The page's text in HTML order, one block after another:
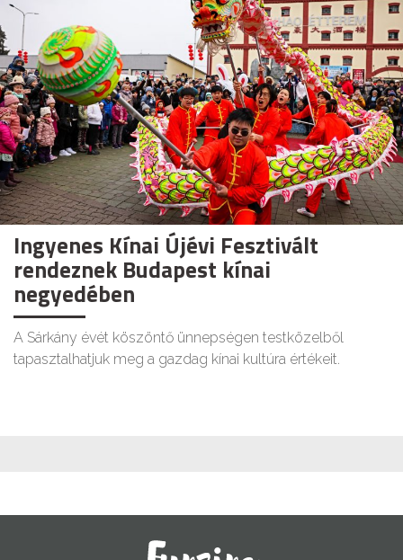
Ingyenes Kínai Újévi Fesztivált
rendeznek Budapest kínai
negyedében
A Sárkány évét köszöntő ünnepségen testközelből
tapasztalhatjuk meg a gazdag kínai kultúra értékeit.